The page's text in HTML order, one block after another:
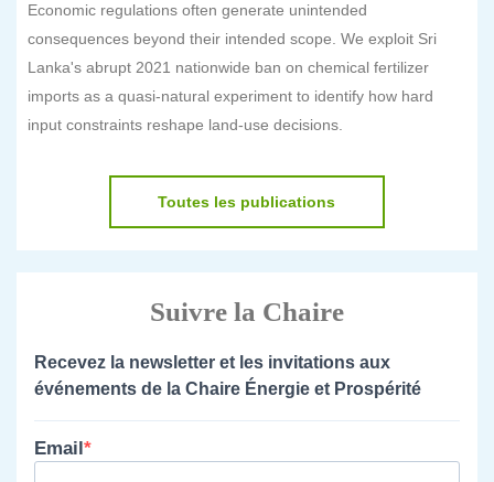
Economic regulations often generate unintended
consequences beyond their intended scope. We exploit Sri
Lanka's abrupt 2021 nationwide ban on chemical fertilizer
imports as a quasi-natural experiment to identify how hard
input constraints reshape land-use decisions.
Toutes les publications
Suivre la Chaire
Recevez la newsletter et les invitations aux
événements de la Chaire Énergie et Prospérité
Email